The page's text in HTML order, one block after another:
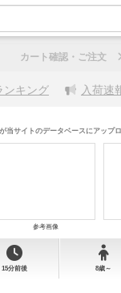
カート確認・ご注文
ンキング 入荷速
参考画像
当サイトのデータベースにアップ
15分前後 8歳～